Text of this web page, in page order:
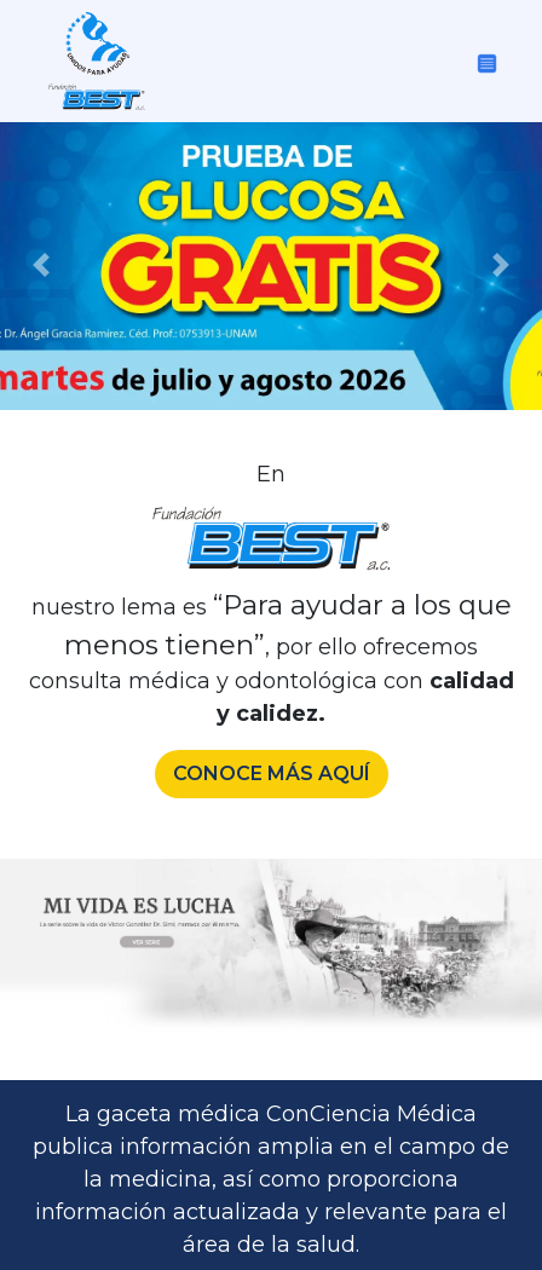
Previous
En
nuestro lema es “Para ayudar a los que
menos tienen”, por ello ofrecemos
consulta médica y odontológica con calidad
y calidez.
CONOCE MÁS AQUÍ
La gaceta médica ConCiencia Médica
publica información amplia en el campo de
la medicina, así como proporciona
información actualizada y relevante para el
área de la salud.